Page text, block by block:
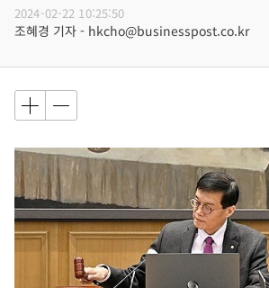
2024-02-22 10:25:50
조혜경 기자 - hkcho@businesspost.co.kr